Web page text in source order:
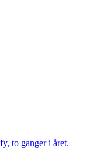
to ganger i året.